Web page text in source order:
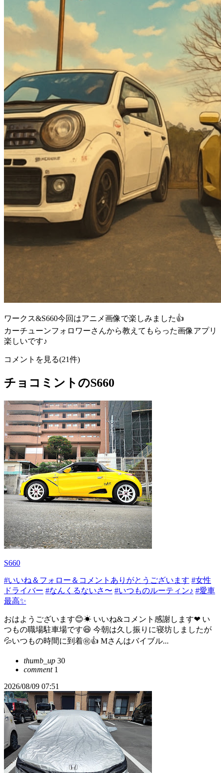
ワークス&S660今回はアニメ画像で楽しみました👍
カーチューンフォロワーさんから教えてもらった画像アプリ
楽しいです♪
コメントを見る(21件)
チョコミントのS660
S660
#いいね＆フォロー＆コメントありがとうございます #女性
ドライバー #なんくるないさ〜 #いつものルーティン♪ #愛車
最高✨
おはようございます😊☀ いいね&コメント感謝します❤ い
つもの職場駐車場です😆 今朝は久し振りに寝坊しましたが
💦いつもの時間に到着㊗️👍 Mさんはバイブル...
thumb_up 30
comment1
2026/08/09 07:51